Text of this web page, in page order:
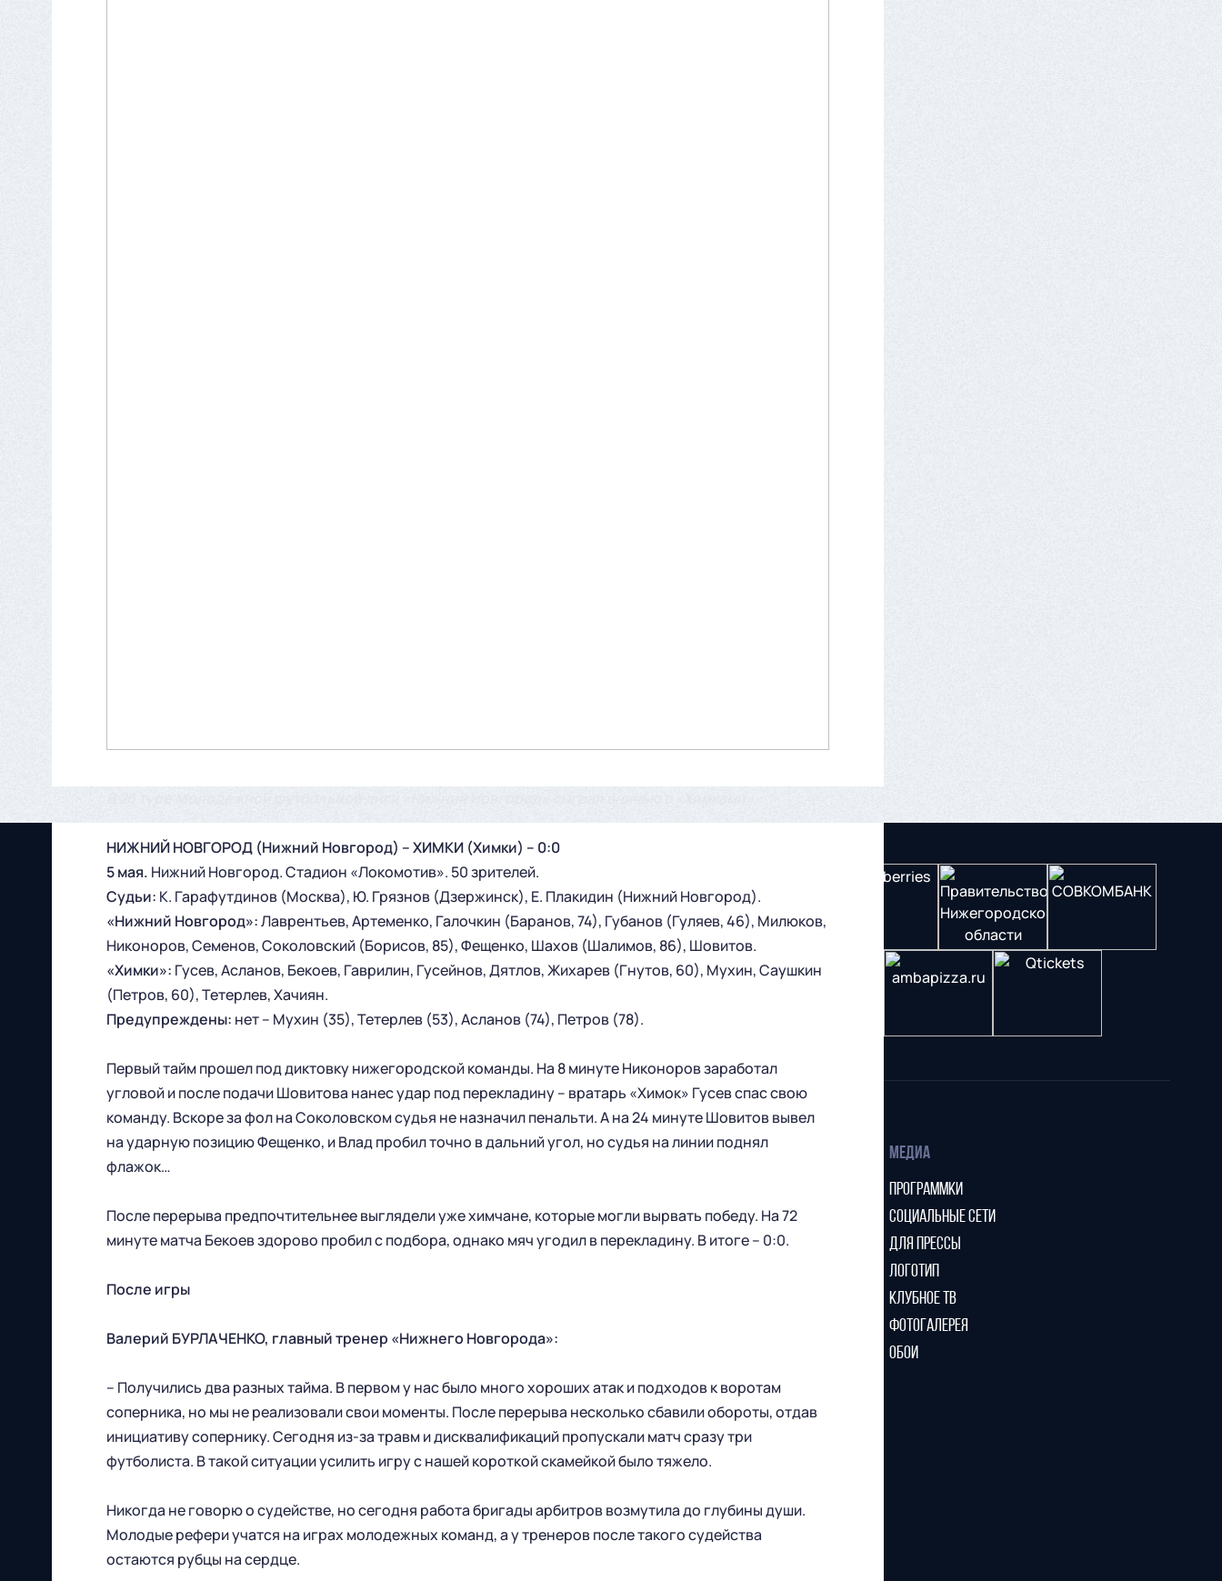
НИЖНИЙ НОВГОРОД (Нижний Новгород) – ХИМКИ (Химки) – 0:0
5 мая. Нижний Новгород. Стадион «Локомотив». 50 зрителей.
Судьи: К. Гарафутдинов (Москва), Ю. Грязнов (Дзержинск), Е. Плакидин (Нижний Новгород).
«Нижний Новгород»:Лаврентьев, Артеменко, Галочкин (Баранов, 74), Губанов (Гуляев, 46), Милюков,
Никоноров, Семенов, Соколовский (Борисов, 85), Фещенко, Шахов (Шалимов, 86), Шовитов.
«Химки»: Гусев, Асланов, Бекоев, Гаврилин, Гусейнов, Дятлов, Жихарев (Гнутов, 60), Мухин, Саушкин
(Петров, 60), Тетерлев, Хачиян.
Предупреждены: нет – Мухин (35), Тетерлев (53), Асланов (74), Петров (78).
Первый тайм прошел под диктовку нижегородской команды. На 8 минуте Никоноров заработал
угловой и после подачи Шовитова нанес удар под перекладину – вратарь «Химок» Гусев спас свою
команду. Вскоре за фол на Соколовском судья не назначил пенальти. А на 24 минуте Шовитов вывел
на ударную позицию Фещенко, и Влад пробил точно в дальний угол, но судья на линии поднял
флажок…
После перерыва предпочтительнее выглядели уже химчане, которые могли вырвать победу. На 72
минуте матча Бекоев здорово пробил с подбора, однако мяч угодил в перекладину. В итоге – 0:0.
После игры
Валерий БУРЛАЧЕНКО, главный тренер «Нижнего Новгорода»:
– Получились два разных тайма. В первом у нас было много хороших атак и подходов к воротам
соперника, но мы не реализовали свои моменты. После перерыва несколько сбавили обороты, отдав
инициативу сопернику. Сегодня из-за травм и дисквалификаций пропускали матч сразу три
футболиста. В такой ситуации усилить игру с нашей короткой скамейкой было тяжело.
Никогда не говорю о судействе, но сегодня работа бригады арбитров возмутила до глубины души.
Молодые рефери учатся на играх молодежных команд, а у тренеров после такого судейства
остаются рубцы на сердце.
Футбольный клуб
Все права защищены
603086, г. Нижний Новгород, ул.
Бетанкура, 1 "А"(стадион "СОВКОМБАНК
АРЕНА").
+7 (831) 282-07-60
ГЛАВНАЯ
СТАДИОН
СЕЗОН
СТАТИСТИКА
ТАБЛИЦА
ПАРТНЕРСТВО
МОЛОДЕЖНАЯ КОМАНДА
МЕДИА
ПРОГРАММКИ
СОЦИАЛЬНЫЕ СЕТИ
ДЛЯ ПРЕССЫ
ЛОГОТИП
КЛУБНОЕ ТВ
ФОТОГАЛЕРЕЯ
ОБОИ
VIP-ЛОЖИ
ФУТБОЛ ДЕТЯМ